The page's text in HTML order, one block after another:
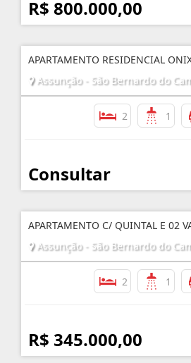
R$ 800.000,00
APARTAMENTO RESIDENCIAL
Assunção - São Bernardo do
2 1
Consultar
APARTAMENTO C/ QUINTAL E 02
Assunção - São Bernardo do
2 1
R$ 345.000,00